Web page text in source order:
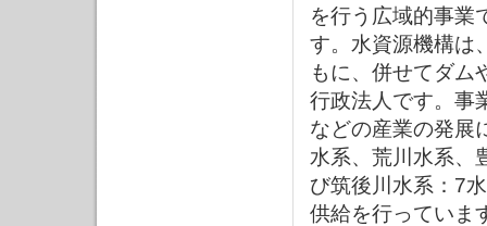
を行う広域的事業
す。水資源機構は
もに、併せてダム
行政法人です。事
などの産業の発展
水系、荒川水系、
び筑後川水系：7
供給を行っていま